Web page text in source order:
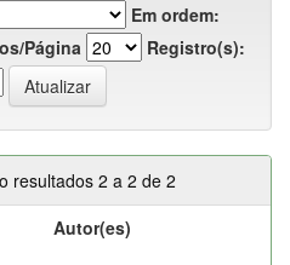
Em ordem:
Página
Registro(s):
resultados 2 a 2 de 2
Autor(es)